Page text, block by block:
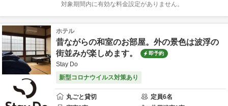
対象期間内に有効な料金設定がありません。
ホテル
昔ながらの和室のお部屋。外の景色は波浮の
街並みが楽しめます。
即予約
Stay Do
新型コロナウイルス対策あり
丸ごと貸切 定員6名